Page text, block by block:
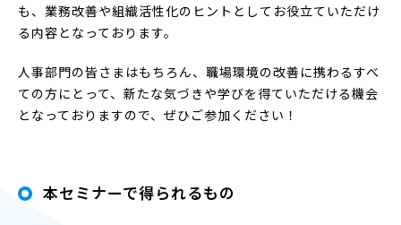
も、業務改善や組織活性化のヒントとしてお役立ていただけ
る内容となっております。
人事部門の皆さまはもちろん、職場環境の改善に携わるすべ
ての方にとって、新たな気づきや学びを得ていただける機会
となっておりますので、ぜひご参加ください！
本セミナーで得られるもの